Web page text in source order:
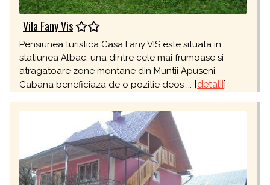
Vila Fany Vis
Pensiunea turistica Casa Fany VIS este situata in
statiunea Albac, una dintre cele mai frumoase si
atragatoare zone montane din Muntii Apuseni.
Cabana beneficiaza de o pozitie deos ... [detalii]